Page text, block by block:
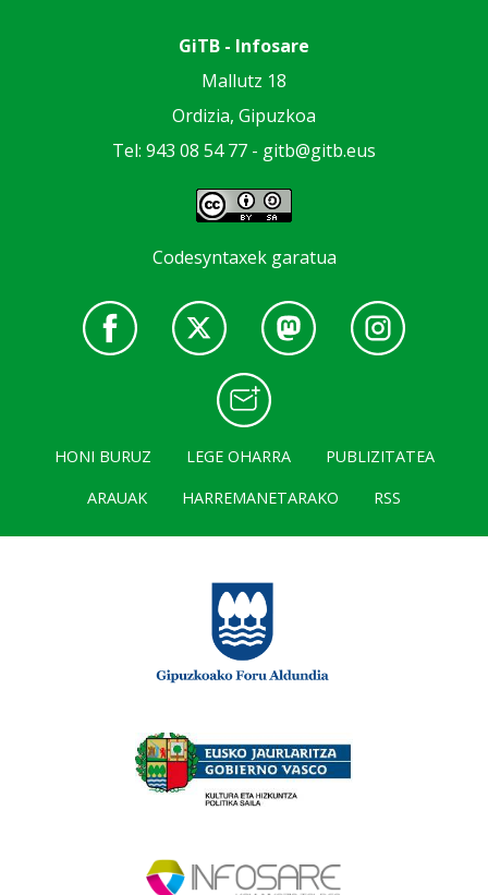
GiTB - Infosare
Mallutz 18
Ordizia, Gipuzkoa
Tel: 943 08 54 77 - gitb@gitb.eus
Codesyntaxek garatua
HONI BURUZ LEGE OHARRA
PUBLIZITATEA
ARAUAK
HARREMANETARAKO RSS